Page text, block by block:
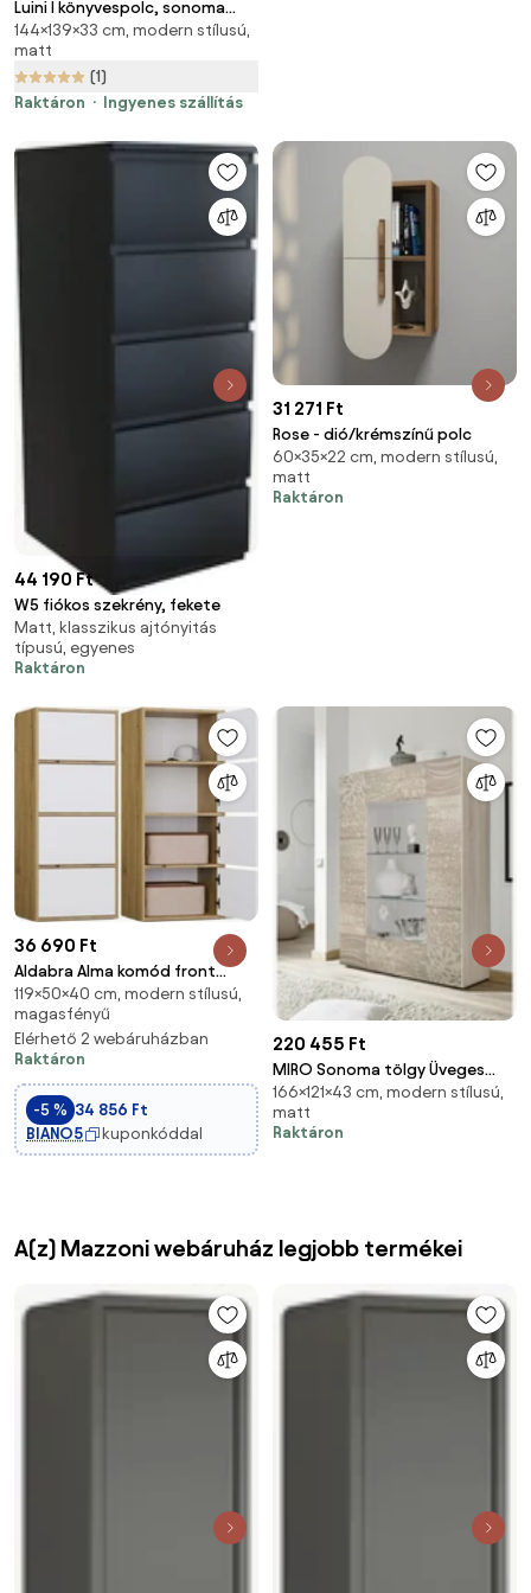
Luini I könyvespolc, sonoma
tölgy
144×139×33 cm, modern stílusú,
matt
(1)
Raktáron
Ingyenes szállítás
44 190 Ft
W5 fiókos szekrény, fekete
Matt, klasszikus ajtónyitás
típusú, egyenes
Raktáron
31 271 Ft
Rose - dió/krémszínű polc
60×35×22 cm, modern stílusú,
matt
Raktáron
36 690 Ft
Aldabra Alma komód front
korpusz, fehér - tölgy
119×50×40 cm, modern stílusú,
magasfényű
Elérhető 2 webáruházban
Raktáron
-5 % 34 856 Ft
BIANO5
kuponkóddal
220 455 Ft
MIRO Sonoma tölgy Üveges
szekrény 2 ajtós 121cm
166×121×43 cm, modern stílusú,
matt
Raktáron
A(z) Mazzoni webáruház legjobb termékei